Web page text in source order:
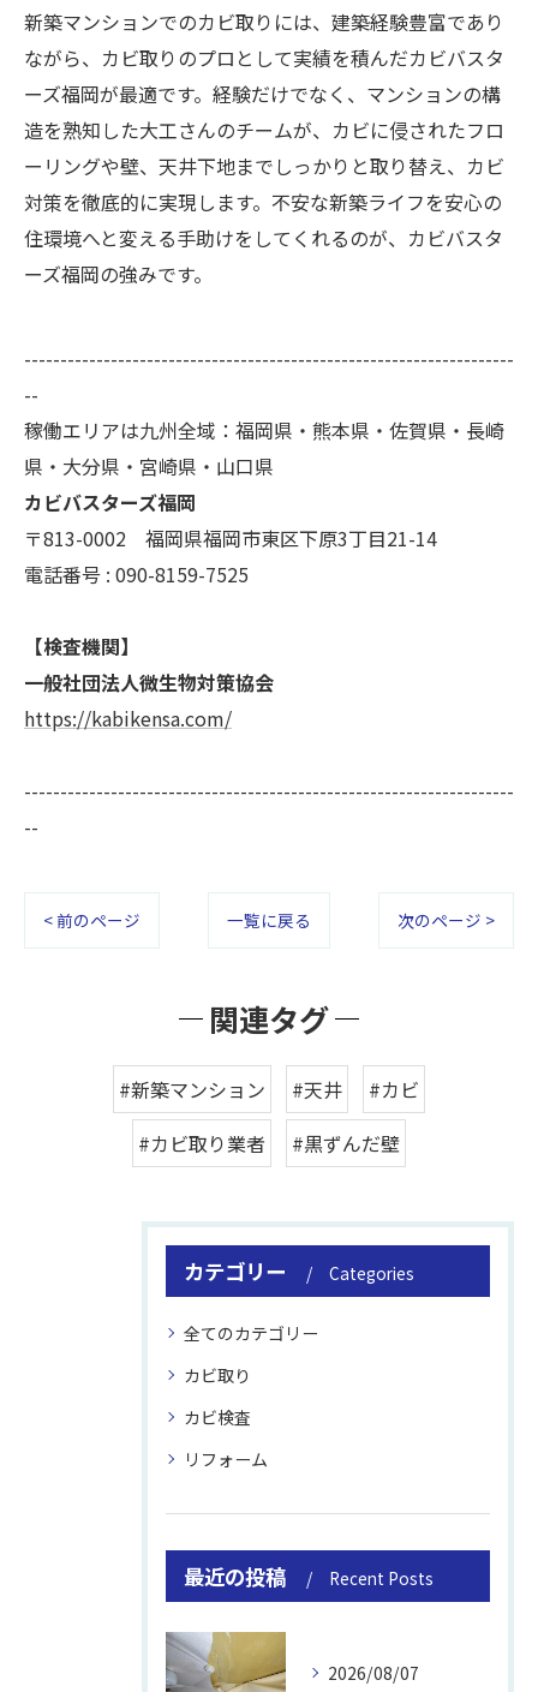
新築マンションでのカビ取りには、建築経験豊富であり
ながら、カビ取りのプロとして実績を積んだカビバスタ
ーズ福岡が最適です。経験だけでなく、マンションの構
造を熟知した大工さんのチームが、カビに侵されたフロ
ーリングや壁、天井下地までしっかりと取り替え、カビ
対策を徹底的に実現します。不安な新築ライフを安心の
住環境へと変える手助けをしてくれるのが、カビバスタ
ーズ福岡の強みです。
--------------------------------------------------------------------
--
稼働エリアは九州全域：福岡県・熊本県・佐賀県・長崎
県・大分県・宮崎県・山口県
カビバスターズ福岡
〒813-0002 福岡県福岡市東区下原3丁目21-14
電話番号 : 090-8159-7525
【検査機関】
一般社団法人微生物対策協会
https://kabikensa.com/
--------------------------------------------------------------------
--
< 前のページ 一覧に戻る 次のページ >
関連タグ
#新築マンション #天井
#カビ
#カビ取り業者
#黒ずんだ壁
カテゴリー Categories
全てのカテゴリー
カビ取り
カビ検査
リフォーム
最近の投稿 Recent Posts
2026/08/07